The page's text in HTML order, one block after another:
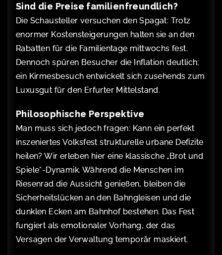
Sind die Preise familienfreundlich?
Die Schausteller versuchen den Spagat: Trotz
enormer Kostensteigerungen halten sie an den
Rabatten für die Familientage mittwochs fest.
Dennoch spüren Besucher die Inflation deutlich;
ein Kirmesbesuch entwickelt sich zusehends zum
Luxusgut für den Erfurter Mittelstand.
Philosophische Perspektive
Man muss sich jedoch fragen: Kann ein perfekt
inszeniertes Volksfest strukturelle urbane Defizite
heilen? Wir erleben hier eine klassische „Brot und
Spiele“-Dynamik. Während die Menschen im
Riesenrad die Aussicht genießen, bleiben die
Sicherheitslücken an den Bahngleisen und die
dunklen Ecken am Bahnhof bestehen. Das Fest
fungiert als emotionaler Vorhang, der das
Versagen der Verwaltung temporär maskiert.